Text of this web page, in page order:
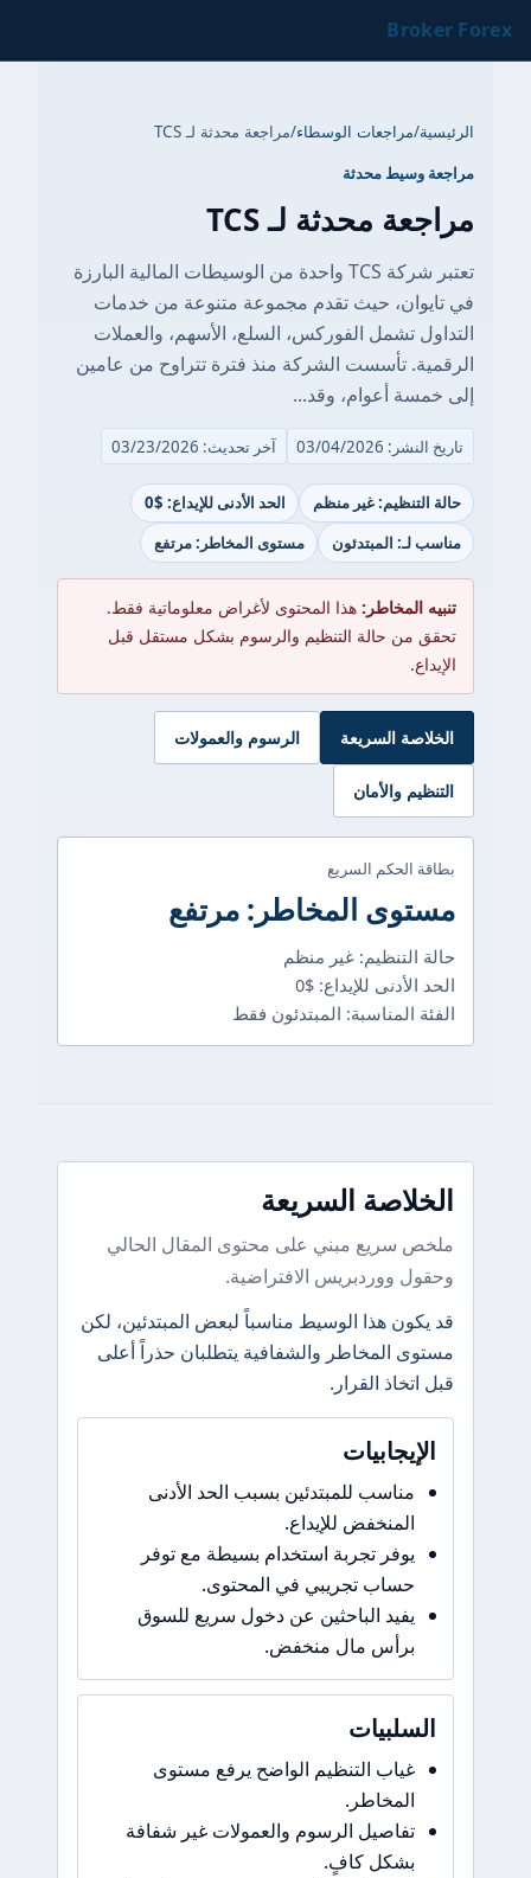
Broker Forex
الرئيسية/مراجعات الوسطاء/مراجعة محدثة لـ TCS
مراجعة وسيط محدثة
مراجعة محدثة لـ TCS
تعتبر شركة TCS واحدة من الوسيطات المالية البارزة
في تايوان، حيث تقدم مجموعة متنوعة من خدمات
التداول تشمل الفوركس، السلع، الأسهم، والعملات
الرقمية. تأسست الشركة منذ فترة تتراوح من عامين
إلى خمسة أعوام، وقد...
تاريخ النشر: 03/04/2026 آخر تحديث: 03/23/2026
حالة التنظيم: غير منظم
الحد الأدنى للإيداع: $0
مناسب لـ: المبتدئون
مستوى المخاطر: مرتفع
تنبيه المخاطر: هذا المحتوى لأغراض معلوماتية فقط.
تحقق من حالة التنظيم والرسوم بشكل مستقل قبل
الإيداع.
الخلاصة السريعة الرسوم والعمولات
التنظيم والأمان
بطاقة الحكم السريع
مستوى المخاطر: مرتفع
حالة التنظيم: غير منظم
الحد الأدنى للإيداع: $0
الفئة المناسبة: المبتدئون فقط
الخلاصة السريعة
ملخص سريع مبني على محتوى المقال الحالي
وحقول ووردبريس الافتراضية.
قد يكون هذا الوسيط مناسباً لبعض المبتدئين، لكن
مستوى المخاطر والشفافية يتطلبان حذراً أعلى
قبل اتخاذ القرار.
الإيجابيات
مناسب للمبتدئين بسبب الحد الأدنى
المنخفض للإيداع.
يوفر تجربة استخدام بسيطة مع توفر
حساب تجريبي في المحتوى.
يفيد الباحثين عن دخول سريع للسوق
برأس مال منخفض.
السلبيات
غياب التنظيم الواضح يرفع مستوى
المخاطر.
تفاصيل الرسوم والعمولات غير شفافة
بشكل كافٍ.